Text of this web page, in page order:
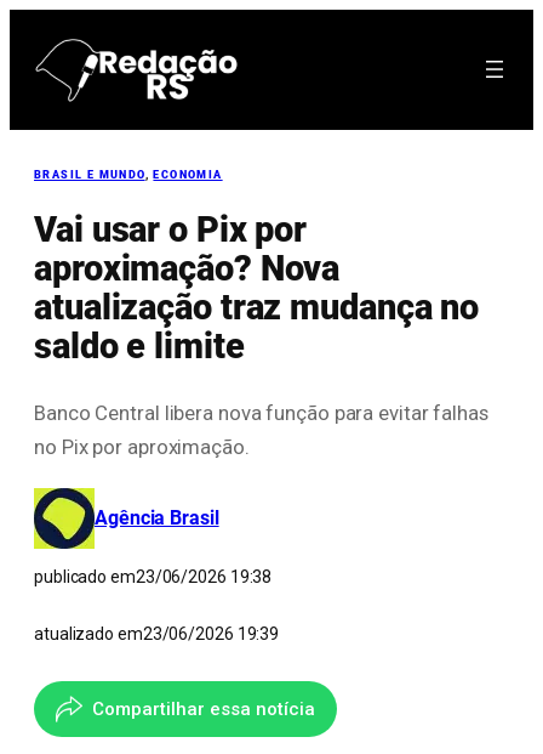
para
BRASIL E MUNDO, ECONOMIA
Vai usar o Pix por
aproximação? Nova
atualização traz mudança no
saldo e limite
Banco Central libera nova função para evitar falhas
no Pix por aproximação.
Agência Brasil
publicado em23/06/2026 19:38
atualizado em23/06/2026 19:39
Compartilhar essa notícia